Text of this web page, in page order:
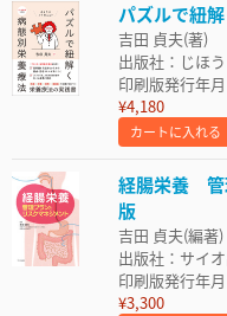
パズルで紐
吉田 貞夫(著)
出版社：じほう
印刷版発行年
¥4,180
カートに入れる
経腸栄養 管
版
吉田 貞夫(編著)
出版社：サイ
印刷版発行年
¥3,300